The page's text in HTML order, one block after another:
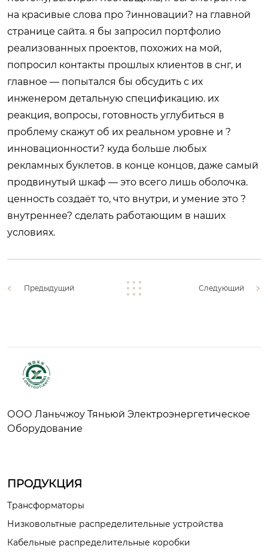
на красивые слова про ?инновации? на главной
странице сайта. я бы запросил портфолио
реализованных проектов, похожих на мой,
попросил контакты прошлых клиентов в снг, и
главное — попытался бы обсудить с их
инженером детальную спецификацию. их
реакция, вопросы, готовность углубиться в
проблему скажут об их реальном уровне и ?
инновационности? куда больше любых
рекламных буклетов. в конце концов, даже самый
продвинутый шкаф — это всего лишь оболочка.
ценность создаёт то, что внутри, и умение это ?
внутреннее? сделать работающим в наших
условиях.
Предыдущий Следующий
ООО Ланьчжоу Тяньюй Электроэнергетическое
Оборудование
ПРОДУКЦИЯ
Трансформаторы
Низковольтные распределительные устройства
Кабельные распределительные коробки